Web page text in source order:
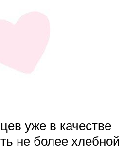
уже в качестве
не более хлебной